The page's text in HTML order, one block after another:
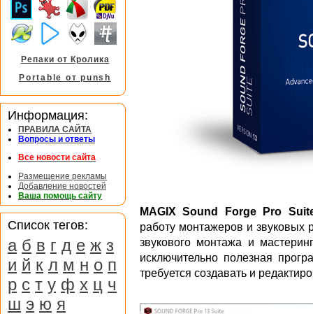
MAGIX Sound Forge Pro
работу монтажеров и звуковых
звукового монтажа и
исключительно полезная
требуется создавать и
Репаки от Кролика
Portable от punsh
Информация:
ПРАВИЛА САЙТА
Вопросы и ответы
Все новости сайта
Размещение рекламы
Добавление новостей
Ваша помощь сайту
Список тегов:
а б в г д е ж з
и й к л м н о п
р с т у ф х ц ч
ш э ю я